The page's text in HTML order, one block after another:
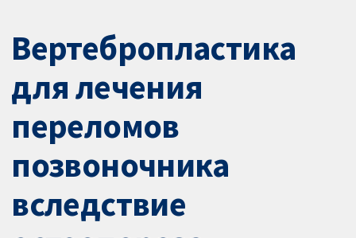
Вертебропластика
для лечения
переломов
позвоночника
вследствие